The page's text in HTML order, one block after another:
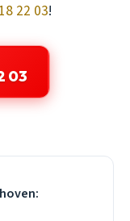
22 03!
03